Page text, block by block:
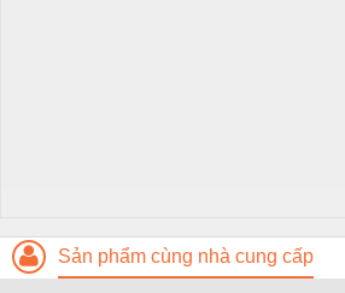
Sản phẩm cùng nhà cung cấp